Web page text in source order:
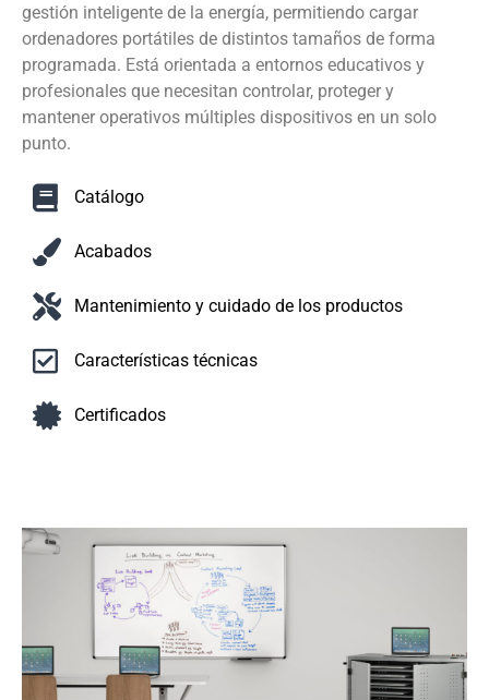
gestión inteligente de la energía, permitiendo cargar
ordenadores portátiles de distintos tamaños de forma
programada. Está orientada a entornos educativos y
profesionales que necesitan controlar, proteger y
mantener operativos múltiples dispositivos en un solo
punto.
Catálogo
Acabados
Mantenimiento y cuidado de los productos
Características técnicas
Certificados